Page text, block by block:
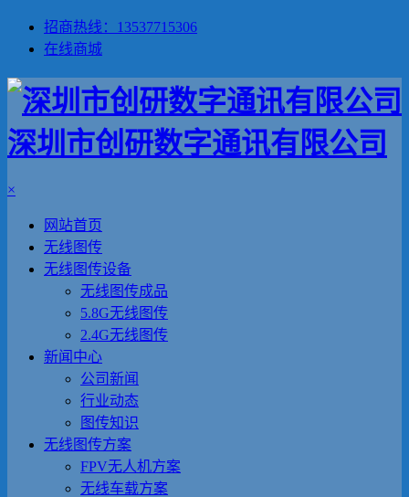
招商热线：13537715306
在线商城
深圳市创研数字通讯有限公司
×
网站首页
无线图传
无线图传设备
无线图传成品
5.8G无线图传
2.4G无线图传
新闻中心
公司新闻
行业动态
图传知识
无线图传方案
FPV无人机方案
无线车载方案